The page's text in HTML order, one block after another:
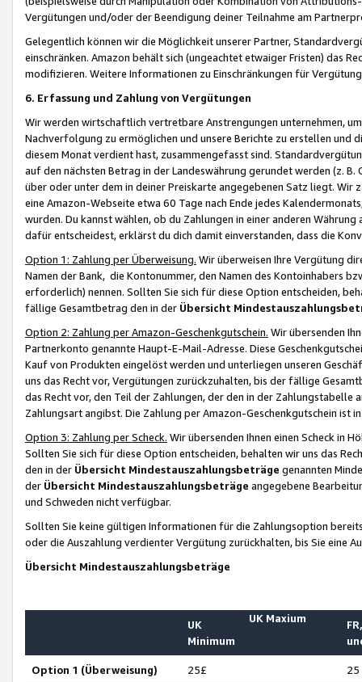
Vergütungen und/oder der Beendigung deiner Teilnahme am
Gelegentlich können wir die Möglichkeit unserer Partner,
einschränken. Amazon behält sich (ungeachtet etwaiger Fristen) das
modifizieren. Weitere Informationen zu Einschränkungen für
6. Erfassung und Zahlung von Vergütungen
Wir werden wirtschaftlich vertretbare Anstrengungen unternehmen,
Nachverfolgung zu ermöglichen und unsere Berichte zu erstellen und
diesem Monat verdient hast, zusammengefasst sind.
auf den nächsten Betrag in der Landeswährung gerundet werden (z.
über oder unter dem in deiner Preiskarte angegebenen Satz liegt.
eine Amazon-Webseite etwa 60 Tage nach Ende jedes
wurden. Du kannst wählen, ob du Zahlungen in einer anderen
dafür entscheidest, erklärst du dich damit einverstanden, dass die
Option 1: Zahlung per Überweisung. Wir überweisen Ihre Vergütung
Namen der Bank, die Kontonummer, den Namen des Kontoinhabers
erforderlich) nennen. Sollten Sie sich für diese Option entscheiden,
fällige Gesamtbetrag den in der Übersicht
Option 2: Zahlung per Amazon-Geschenkgutschein. Wir übersenden
Partnerkonto genannte Haupt-E-Mail-Adresse. Diese
Kauf von Produkten eingelöst werden und unterliegen unseren
uns das Recht vor, Vergütungen zurückzuhalten, bis der fällige
das Recht vor, den Teil der Zahlungen, der den in der
Zahlungsart angibst. Die Zahlung per Amazon-Geschenkgutschein ist
Option 3: Zahlung per Scheck. Wir übersenden Ihnen einen Scheck in
Sollten Sie sich für diese Option entscheiden, behalten wir uns das
den in der Übersicht Mindestauszahlungsbeträge genannten
der Übersicht Mindestauszahlungsbeträge angegebene
und Schweden nicht verfügbar.
Sollten Sie keine gültigen Informationen für die Zahlungsoption
oder die Auszahlung verdienter Vergütung zurückhalten, bis Sie
Übersicht Mindestauszahlungsbeträge
UK
Minimum
UK Maxium
Option 1 (Überweisung) 25£ 25